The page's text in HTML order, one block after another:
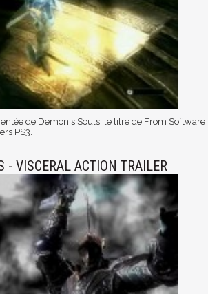
de Demon's Souls, le titre de From Software
PS3.
- VISCERAL ACTION TRAILER